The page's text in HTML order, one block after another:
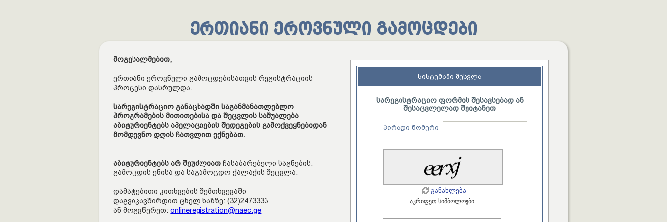
ერთიანი ეროვნული გამოცდები
სისტემაში შესვლა
სარეგისტრაციო ფორმის შესავსებად ან
შესაცვლელად შეიტანეთ
პირადი ნომერი
განახლება
აკრიფეთ სიმბოლოები
მოგესალმებით,
ერთიანი ეროვნული გამოცდებისათვის რეგისტრაციის
პროცესი დასრულდა.
სარეგისტრაციო განაცხადში საგანმანათლებლო
პროგრამების მითითებისა და შეცვლის საშუალება
აბიტურიენტებს აპელაციების შედეგების გამოქვეყნებიდან
მომდევნო დღის ჩათვლით ექნებათ.
აბიტურიენტებს არ შეუძლიათ ჩასაბარებელი საგნების,
გამოცდის ენისა და საგამოცდო ქალაქის შეცვლა.
დამატებითი კითხვების შემთხვევაში
დაგვიკავშირდით ცხელ ხაზზე: (32)2473333
ან მოგვწერეთ:onlineregistration@naec.ge